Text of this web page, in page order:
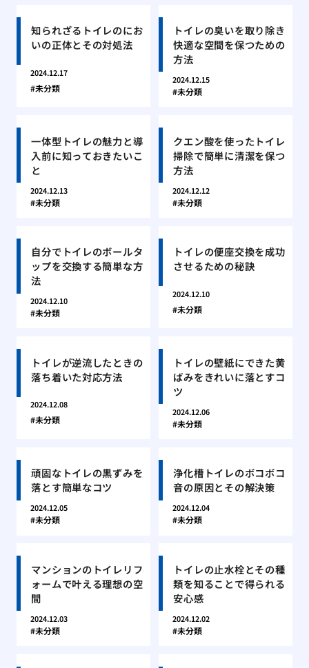
知られざるトイレのにお
いの正体とその対処法
2024.12.17
未分類
トイレの臭いを取り除き
快適な空間を保つための
方法
2024.12.15
未分類
一体型トイレの魅力と導
入前に知っておきたいこ
と
2024.12.13
未分類
クエン酸を使ったトイレ
掃除で簡単に清潔を保つ
方法
2024.12.12
未分類
自分でトイレのボールタ
ップを交換する簡単な方
法
2024.12.10
未分類
トイレの便座交換を成功
させるための秘訣
2024.12.10
未分類
トイレが逆流したときの
落ち着いた対応方法
2024.12.08
未分類
トイレの壁紙にできた黄
ばみをきれいに落とすコ
ツ
2024.12.06
未分類
頑固なトイレの黒ずみを
落とす簡単なコツ
2024.12.05
未分類
浄化槽トイレのボコボコ
音の原因とその解決策
2024.12.04
未分類
マンションのトイレリフ
ォームで叶える理想の空
間
2024.12.03
未分類
トイレの止水栓とその種
類を知ることで得られる
安心感
2024.12.02
未分類